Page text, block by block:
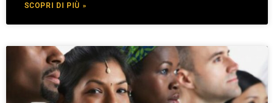
SCOPRI DI PIÙ »